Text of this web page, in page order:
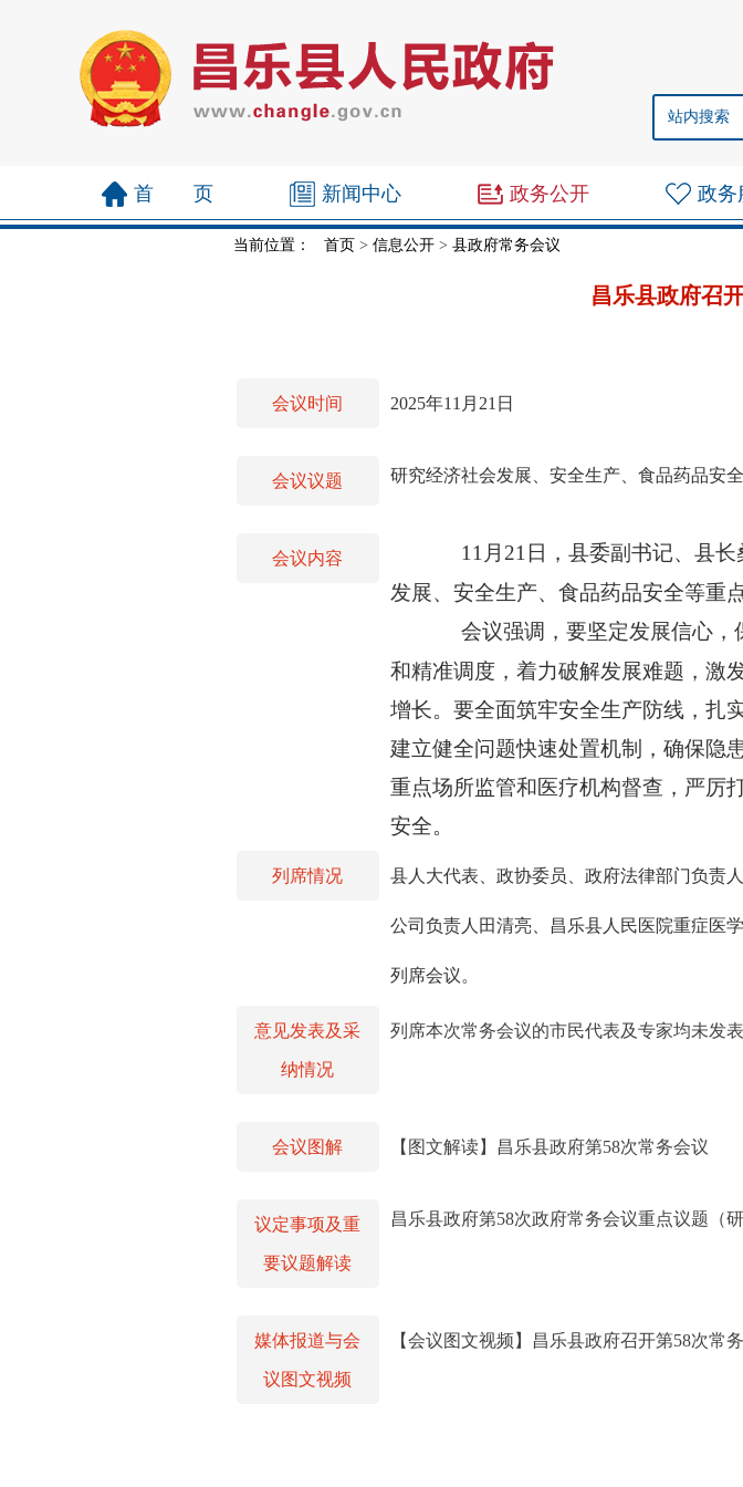
站内搜索
首 页 新闻中心 政务公开 政务
当前位置： 首页 > 信息公开> 县政府常务会议
昌乐县政府召
会议时间 2025年11月21日
会议议题 研究经济社会发展、安全生产、食品药品安全
会议内容
11月21日，县委副书记、县
发展、安全生产、食品药品安全等重点
会议强调，要坚定发展信心，
和精准调度，着力破解发展难题，激
增长。要全面筑牢安全生产防线，扎
建立健全问题快速处置机制，确保隐
重点场所监管和医疗机构督查，严厉
安全。
列席情况 县人大代表、政协委员、政府法律部门负责
公司负责人田清亮、昌乐县人民医院重症医
列席会议。
意见发表及采
纳情况
列席本次常务会议的市民代表及专家均未发
会议图解 【图文解读】昌乐县政府第58次常务会议
议定事项及重
要议题解读
昌乐县政府第58次政府常务会议重点议题（
媒体报道与会
议图文视频
【会议图文视频】昌乐县政府召开第58次常